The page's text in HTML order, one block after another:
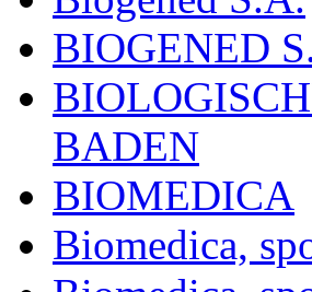
BIOGENED
BADEN
BIOMEDICA
Biomedica,